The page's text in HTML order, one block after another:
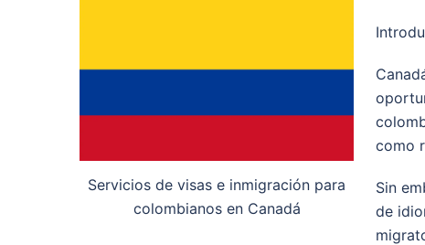
Servicios de visas e inmigración para
colombianos en Canadá
como
Sin
de